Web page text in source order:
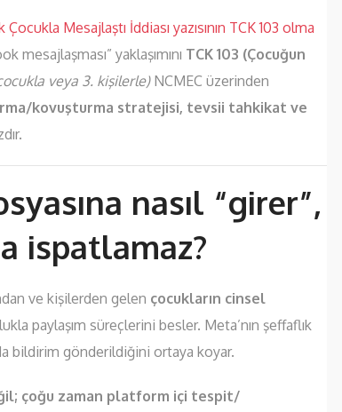
Mesajlaştı İddiası yazısının TCK 103 olma
mesajlaşması” yaklaşımını TCK 103 (Çocuğun
veya 3. kişilerle)NCMEC üzerinden
kovuşturma stratejisi, tevsii tahkikat ve
nasıl “girer”,
ispatlamaz?
ve kişilerden gelen çocukların cinsel
paylaşım süreçlerini besler. Meta’nın şeffaflık
bildirim gönderildiğini ortaya koyar.
çoğu zaman platform içi tespit/